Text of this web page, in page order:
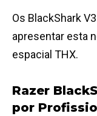
Os BlackShark
apresentar esta
espacial THX.
Razer
por